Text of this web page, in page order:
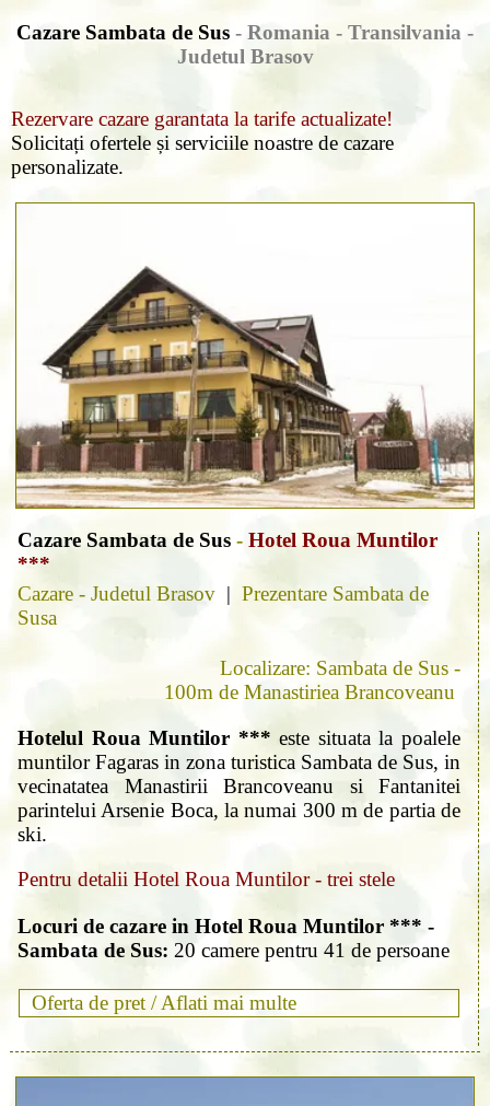
Cazare Sambata de Sus - Romania - Transilvania -
Judetul Brasov
Rezervare cazare garantata la tarife actualizate!
Solicitați ofertele și serviciile noastre de cazare
personalizate.
Cazare Sambata de Sus - Hotel Roua Muntilor
***
Cazare - Judetul Brasov | Prezentare Sambata de
Susa
Localizare: Sambata de Sus -
100m de Manastiriea Brancoveanu
Hotelul Roua Muntilor *** este situata la poalele
muntilor Fagaras in zona turistica Sambata de Sus, in
vecinatatea Manastirii Brancoveanu si Fantanitei
parintelui Arsenie Boca, la numai 300 m de partia de
ski.
Pentru detalii Hotel Roua Muntilor - trei stele
Locuri de cazare in Hotel Roua Muntilor *** -
Sambata de Sus: 20 camere pentru 41 de persoane
Oferta de pret / Aflati mai multe